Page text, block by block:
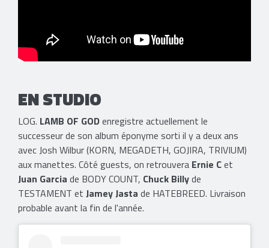
EN STUDIO
LOG. LAMB OF GODenregistre actuellement le
successeur de son album éponyme sorti il y a deux ans
avec Josh Wilbur (KORN, MEGADETH, GOJIRA, TRIVIUM)
aux manettes. Côté guests, on retrouvera Ernie Cet
Juan Garcia de BODY COUNT, Chuck Billyde
TESTAMENT et Jamey Jasta de HATEBREED. Livraison
probable avant la fin de l'année.